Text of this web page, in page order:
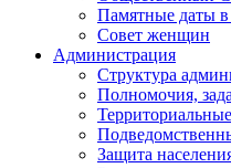
Памятные даты
Совет женщин
Администрация
Структура
Полномочия,
Защита